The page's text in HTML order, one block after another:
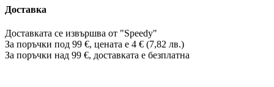
Доставка
Доставката се извършва от "Speedy"
За поръчки под 99 €, цената е 4 € (7,82 лв.)
За поръчки над 99 €, доставката е безплатна